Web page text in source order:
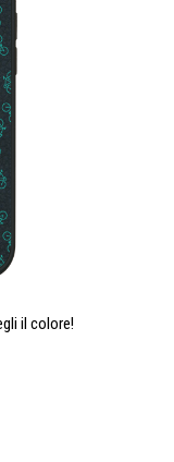
il colore!